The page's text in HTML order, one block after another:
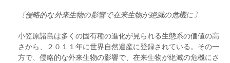
〔侵略的な外来生物の影響で在来生物が絶滅の危機に〕
小笠原諸島は多くの固有種の進化が見られる生態系の価値の高
さから、２０１１年に世界自然遺産に登録されている。その一
方で、侵略的な外来生物の影響で、在来生物が絶滅の危機にさ